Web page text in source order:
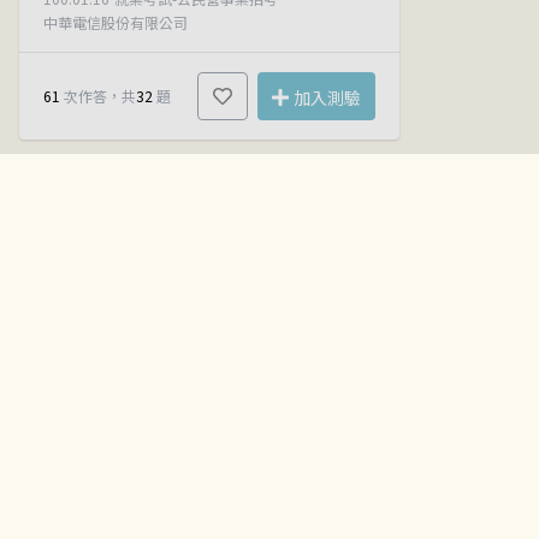
中華電信股份有限公司
61 次作答，共32 題 加入測驗